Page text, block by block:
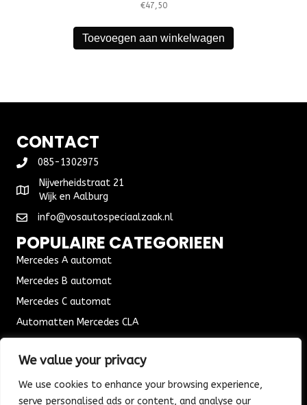
We value your privacy
We use cookies to enhance your browsing experience,
serve personalised ads or content, and analyse our
€47,50
Toevoegen aan winkelwagen
CONTACT
085-1302975
Nijverheidstraat 21
Wijk en Aalburg
info@vosautospeciaalzaak.nl
POPULAIRE CATEGORIEEN
Mercedes A automat
Mercedes B automat
Mercedes C automat
Automatten Mercedes CLA
ALGEMENE VOORWAARDEN
Algemene voorwaarden